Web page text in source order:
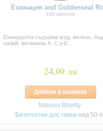
Ехинацея and Goldenseal
100 капсули
Eхинацеята съдържа мед, желязо,
калий, витамини А, С и Е....
24,00 лв
Добави в количка
Natures Bounty
Безплатна доставка над 50